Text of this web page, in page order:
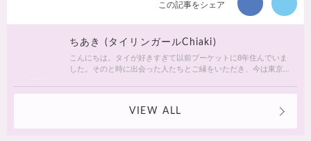
この記事をシェア
ちあき (タイリンガールChiaki)
こんにちは。タイが好きすぎて以前プーケットに8年住んでいま
した。そのと時に出会った人たちとご縁をいただき、今は東京
VIEW ALL